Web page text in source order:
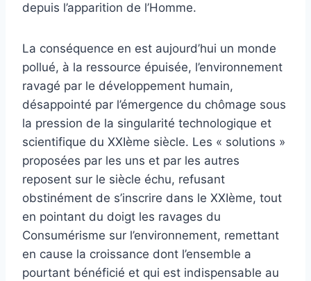
depuis l’apparition de l’Homme.
La conséquence en est aujourd’hui un monde
pollué, à la ressource épuisée, l’environnement
ravagé par le développement humain,
désappointé par l’émergence du chômage sous
la pression de la singularité technologique et
scientifique du XXIème siècle. Les « solutions »
proposées par les uns et par les autres
reposent sur le siècle échu, refusant
obstinément de s’inscrire dans le XXIème, tout
en pointant du doigt les ravages du
Consumérisme sur l’environnement, remettant
en cause la croissance dont l’ensemble a
pourtant bénéficié et qui est indispensable au